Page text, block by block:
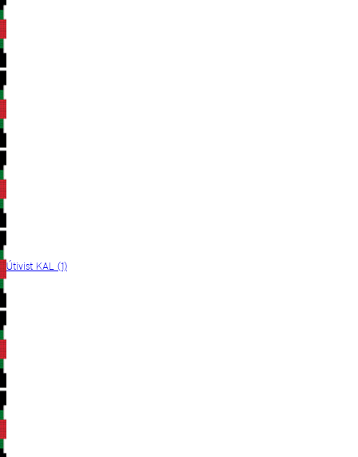
Útivist KAL (1)